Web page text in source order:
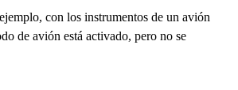
con los instrumentos de un avión
de avión está activado, pero no se